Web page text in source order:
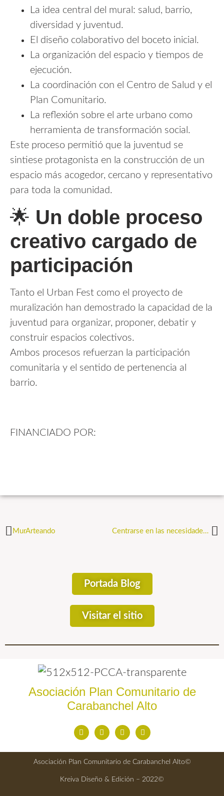
La idea central del mural: salud, barrio,
diversidad y juventud.
El diseño colaborativo del boceto inicial.
La organización del espacio y tiempos de
ejecución.
La coordinación con el Centro de Salud y el
Plan Comunitario.
La reflexión sobre el arte urbano como
herramienta de transformación social.
Este proceso permitió que la juventud se
sintiese protagonista en la construcción de un
espacio más acogedor, cercano y representativo
para toda la comunidad.
🌟 Un doble proceso
creativo cargado de
participación
Tanto el Urban Fest como el proyecto de
muralización han demostrado la capacidad de la
juventud para organizar, proponer, debatir y
construir espacios colectivos.
Ambos procesos refuerzan la participación
comunitaria y el sentido de pertenencia al
barrio.
FINANCIADO POR:
MurArteando Centrarse en las necesidades de jóvenes: lecciones de los «Días de Juego» en Madrid
Portada Blog
Visitar el sitio
Asociación Plan Comunitario de
Carabanchel Alto
Asociación Plan Comunitario de Carabanchel Alto©
Kreiva Diseño & Edición – 2022©